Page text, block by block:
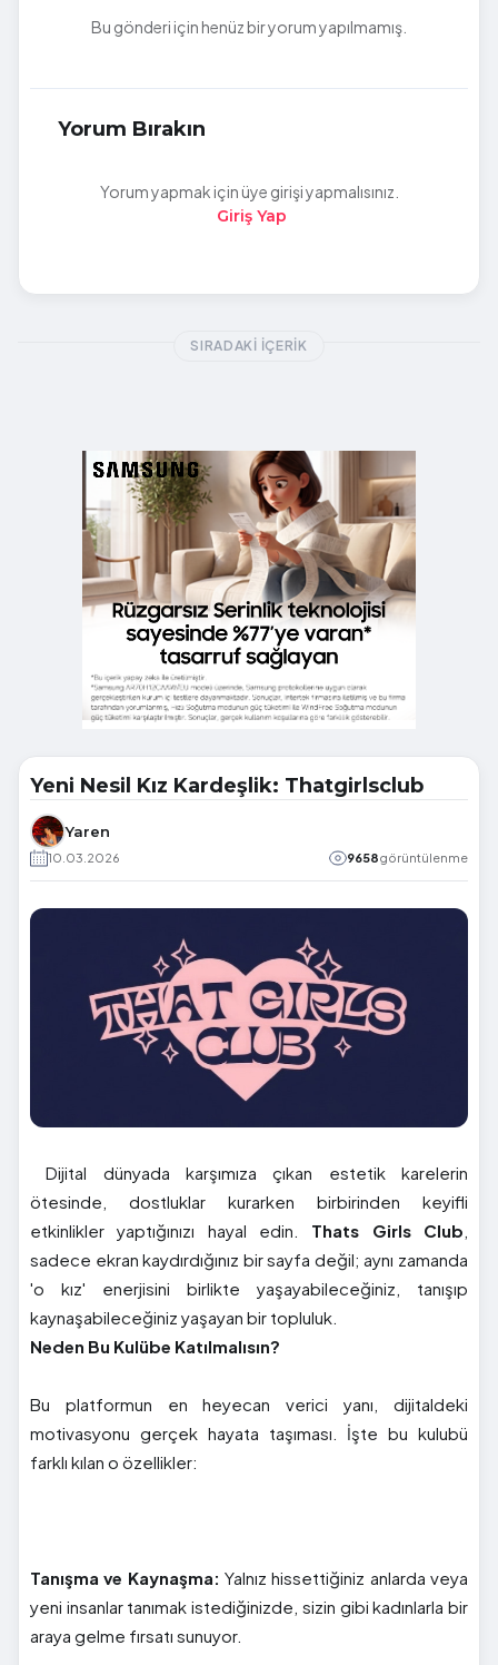
Bu gönderi için henüz bir yorum yapılmamış.
Yorum Bırakın
Yorum yapmak için üye girişi yapmalısınız.
Giriş Yap
SIRADAKI İÇERIK
Yeni Nesil Kız Kardeşlik: Thatgirlsclub
Yaren
10.03.2026 9658görüntülenme
Dijital dünyada karşımıza çıkan estetik karelerin
ötesinde, dostluklar kurarken birbirinden keyifli
etkinlikler yaptığınızı hayal edin. Thats Girls Club
sadece ekran kaydırdığınız bir sayfa değil; aynı zamanda
'o kız' enerjisini birlikte yaşayabileceğiniz, tanışıp
kaynaşabileceğiniz yaşayan bir topluluk.
Neden Bu Kulübe Katılmalısın?
Bu platformun en heyecan verici yanı, dijitaldeki
motivasyonu gerçek hayata taşıması. İşte bu kulubü
farklı kılan o özellikler:
Tanışma ve Kaynaşma: Yalnız hissettiğiniz anlarda veya
yeni insanlar tanımak istediğinizde, sizin gibi kadınlarla bir
araya gelme fırsatı sunuyor.